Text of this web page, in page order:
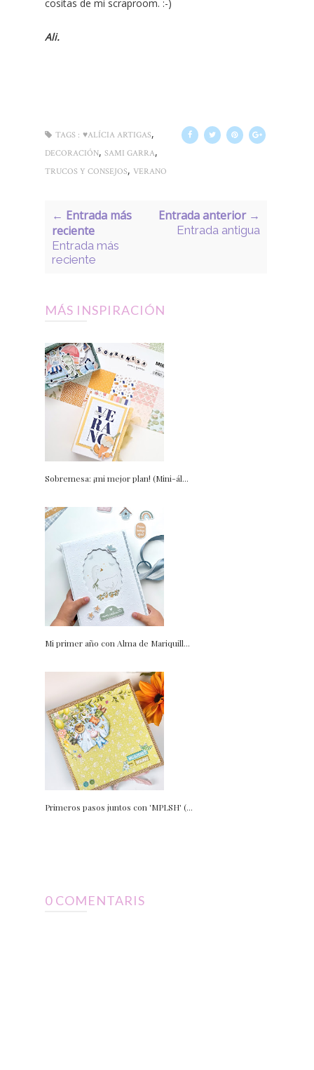
cositas de mi scraproom. :-)
Ali.
TAGS : ♥ALÍCIA ARTIGAS,
DECORACIÓN, SAMI GARRA,
TRUCOS Y CONSEJOS, VERANO
← Entrada más
reciente
Entrada más
reciente
Entrada anterior →
Entrada antigua
MÁS INSPIRACIÓN
Sobremesa: ¡mi mejor plan! (Mini-ál...
Mi primer año con Alma de Mariquill...
Primeros pasos juntos con 'MPLSH' (...
0 COMENTARIS